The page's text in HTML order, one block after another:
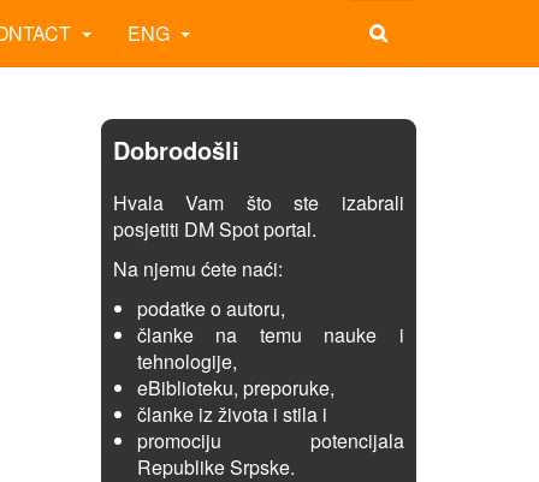
ENG
Dobrodošli
Hvala Vam što ste izabrali
posjetiti DM Spot portal.
Na njemu ćete naći:
podatke o autoru,
članke na temu nauke i
tehnologije,
eBiblioteku, preporuke,
članke iz života i stila i
promociju potencijala
Republike Srpske.